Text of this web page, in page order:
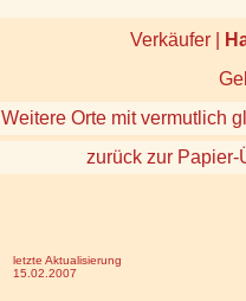
Verkäufer |
Weitere Orte mit vermutlich
zurück zur Papier-
letzte Aktualisierung
15.02.2007